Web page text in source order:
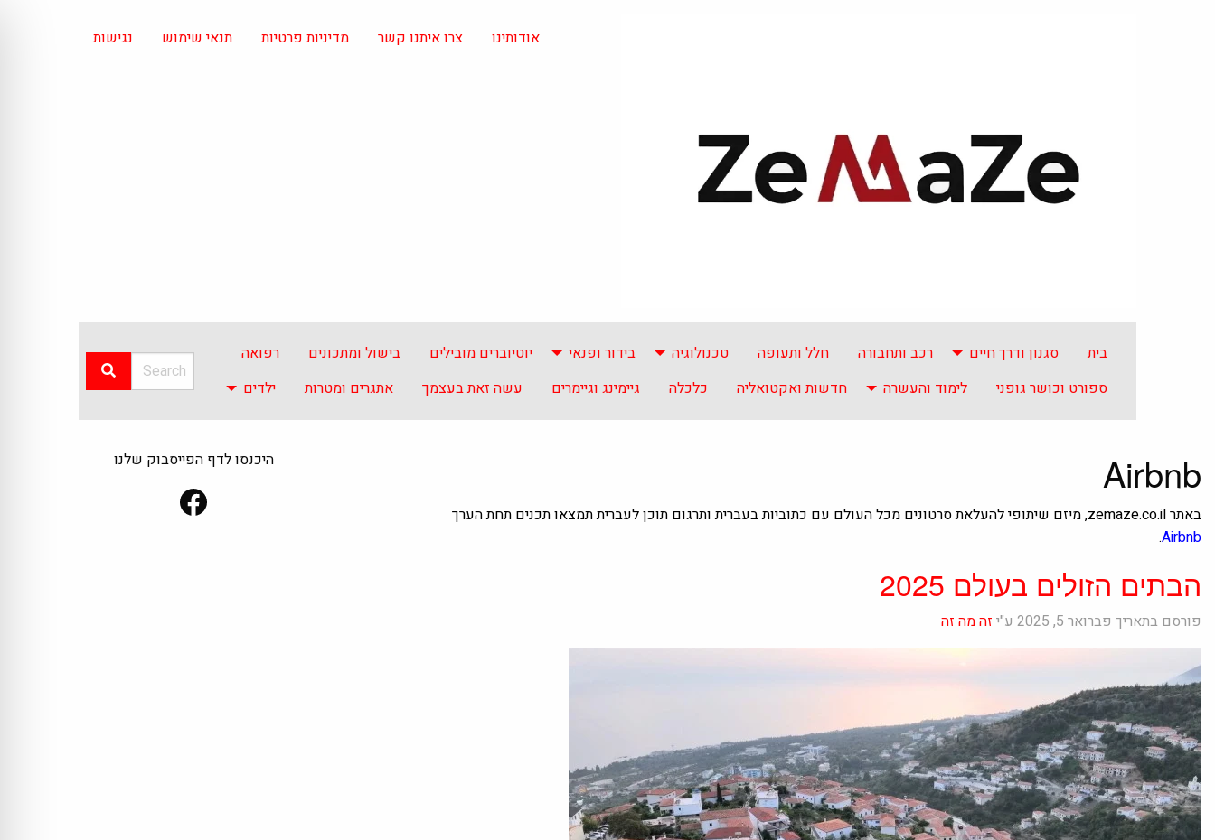
אודותינו צרו איתנו קשר מדיניות פרטיות תנאי שימוש נגישות
בית סגנון ודרך חיים רכב ותחבורה חלל ותעופה טכנולוגיה בידור ופנאי יוטיוברים מובילים בישול ומתכונים
רפואה
ספורט וכושר גופני
לימוד והעשרה חדשות ואקטואליה כלכלה גיימינג וגיימרים עשה זאת בעצמך אתגרים ומטרות ילדים
Airbnb
באתר zemaze.co.il, מיזם שיתופי להעלאת סרטונים מכל העולם עם כתוביות בעברית ותרגום תוכן לעברית תמצאו תכנים תחת הערך
Airbnb
.
הבתים הזולים בעולם 2025
פורסם בתאריך פברואר 5, 2025 ע"י זה מה זה
היכנסו לדף הפייסבוק שלנו
Facebook